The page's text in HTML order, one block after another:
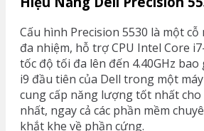
Cấu hình Precision 5530 là một cỗ
đa nhiệm, hỗ trợ CPU Intel Core
tốc độ tối đa lên đến 4.40GHz bao
i9 đầu tiên của Dell trong một
cung cấp năng lượng tốt nhất
nhất, ngay cả các phần mềm
khắt khe về phần cứng.